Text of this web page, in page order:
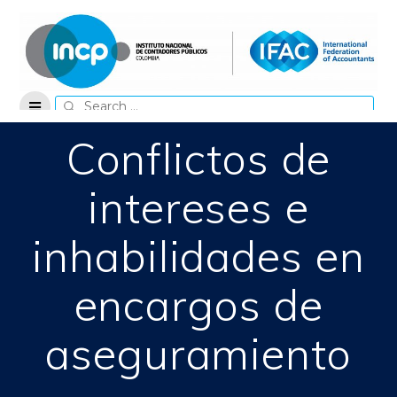
content
Search
for:
Conflictos de
intereses e
inhabilidades en
encargos de
aseguramiento